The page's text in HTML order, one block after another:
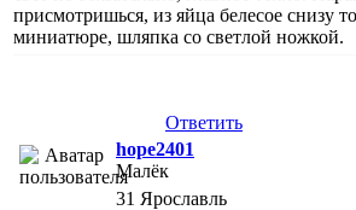
присмотришься, из яйца белесое снизу
миниатюре, шляпка со светлой ножкой.
Ответить
hope2401
Малёк
31 Ярославль